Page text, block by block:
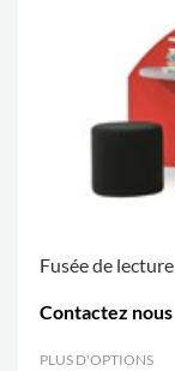
Fusée de lecture
Contactez nous
PLUS D'OPTIONS